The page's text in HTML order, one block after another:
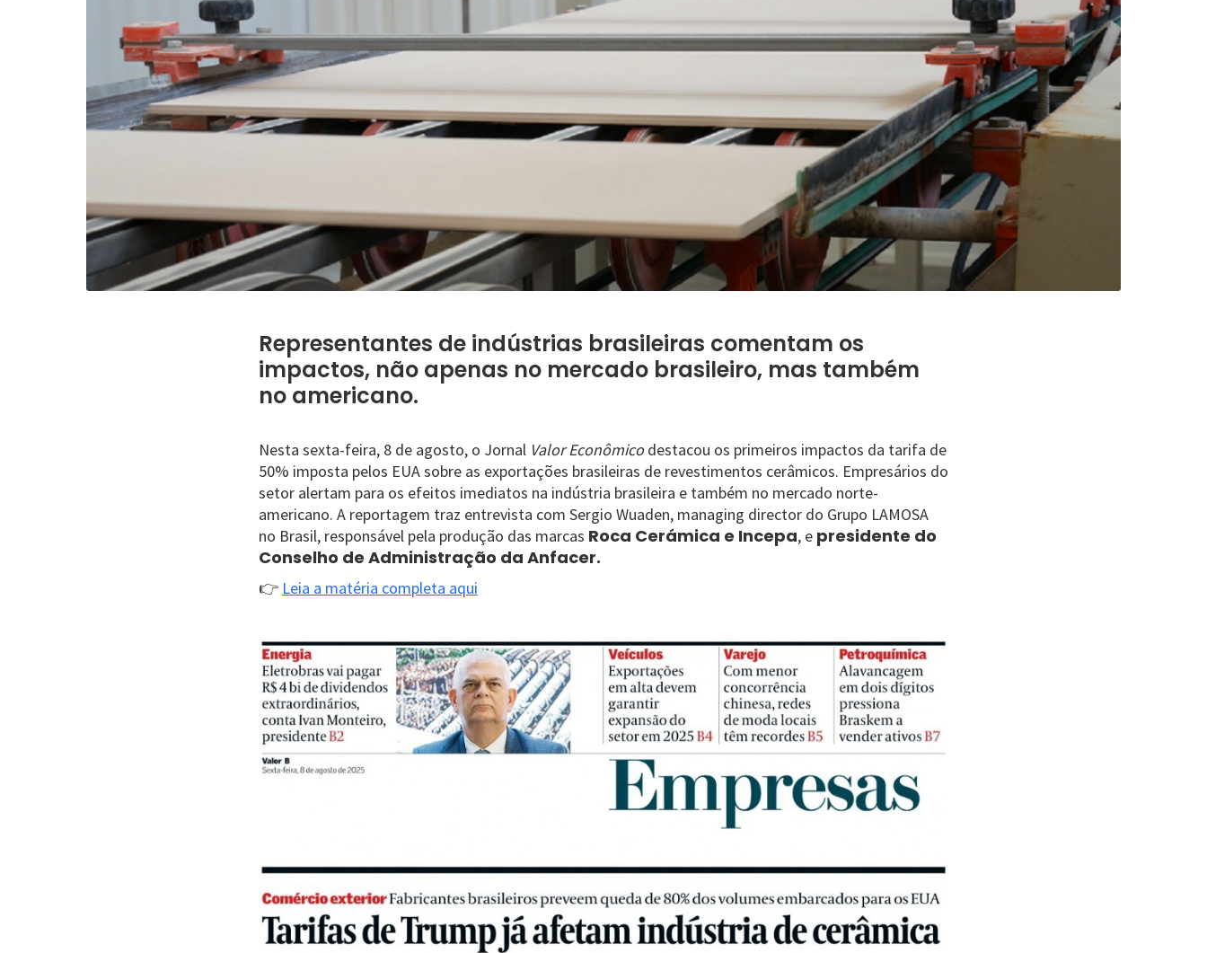
Representantes de indústrias brasileiras comentam os
impactos, não apenas no mercado brasileiro, mas também
no americano.
Nesta sexta-feira, 8 de agosto, o Jornal Valor Econômicodestacou os primeiros impactos da tarifa de
50% imposta pelos EUA sobre as exportações brasileiras de revestimentos cerâmicos. Empresários do
setor alertam para os efeitos imediatos na indústria brasileira e também no mercado norte-
americano. A reportagem traz entrevista com Sergio Wuaden, managing director do Grupo LAMOSA
no Brasil, responsável pela produção das marcas Roca Cerámica e Incepa, e presidente do
Conselho de Administração da Anfacer.
👉 Leia a matéria completa aqui